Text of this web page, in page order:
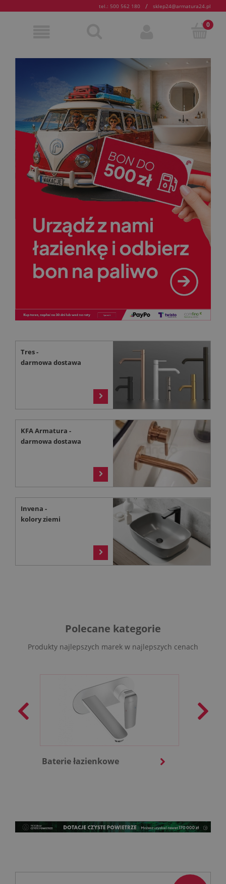
tel.: 500 562 180 / sklep24@armatura24.pl
Tres -
darmowa dostawa
>
KFA Armatura -
darmowa dostawa
>
Invena -
kolory ziemi
>
Polecane kategorie
Produkty najlepszych marek w najlepszych cenach
Baterie łazienkowe